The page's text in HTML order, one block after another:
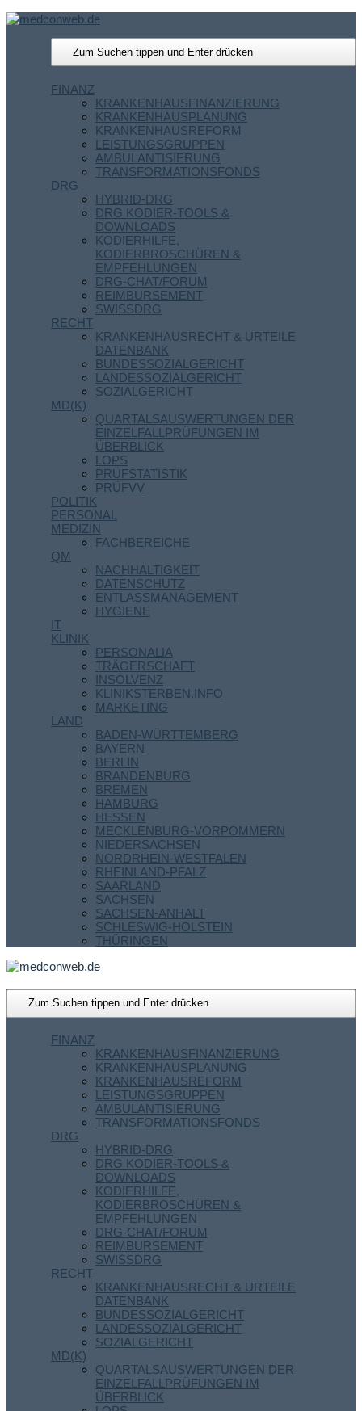
FINANZ
KRANKENHAUSFINANZIERUNG
KRANKENHAUSPLANUNG
KRANKENHAUSREFORM
LEISTUNGSGRUPPEN
AMBULANTISIERUNG
TRANSFORMATIONSFONDS
DRG
HYBRID-DRG
DRG KODIER-TOOLS &
DOWNLOADS
KODIERHILFE,
KODIERBROSCHÜREN &
EMPFEHLUNGEN
DRG-CHAT/FORUM
REIMBURSEMENT
SWISSDRG
RECHT
KRANKENHAUSRECHT & URTEILE
DATENBANK
BUNDESSOZIALGERICHT
LANDESSOZIALGERICHT
SOZIALGERICHT
MD(K)
QUARTALSAUSWERTUNGEN DER
EINZELFALLPRÜFUNGEN IM
ÜBERBLICK
LOPS
PRÜFSTATISTIK
PRÜFVV
POLITIK
PERSONAL
MEDIZIN
FACHBEREICHE
QM
NACHHALTIGKEIT
DATENSCHUTZ
ENTLASSMANAGEMENT
HYGIENE
IT
KLINIK
PERSONALIA
TRÄGERSCHAFT
INSOLVENZ
KLINIKSTERBEN.INFO
MARKETING
LAND
BADEN-WÜRTTEMBERG
BAYERN
BERLIN
BRANDENBURG
BREMEN
HAMBURG
HESSEN
MECKLENBURG-VORPOMMERN
NIEDERSACHSEN
NORDRHEIN-WESTFALEN
RHEINLAND-PFALZ
SAARLAND
SACHSEN
SACHSEN-ANHALT
SCHLESWIG-HOLSTEIN
THÜRINGEN
FINANZ
KRANKENHAUSFINANZIERUNG
KRANKENHAUSPLANUNG
KRANKENHAUSREFORM
LEISTUNGSGRUPPEN
AMBULANTISIERUNG
TRANSFORMATIONSFONDS
DRG
HYBRID-DRG
DRG KODIER-TOOLS &
DOWNLOADS
KODIERHILFE,
KODIERBROSCHÜREN &
EMPFEHLUNGEN
DRG-CHAT/FORUM
REIMBURSEMENT
SWISSDRG
RECHT
KRANKENHAUSRECHT & URTEILE
DATENBANK
BUNDESSOZIALGERICHT
LANDESSOZIALGERICHT
SOZIALGERICHT
MD(K)
QUARTALSAUSWERTUNGEN DER
EINZELFALLPRÜFUNGEN IM
ÜBERBLICK